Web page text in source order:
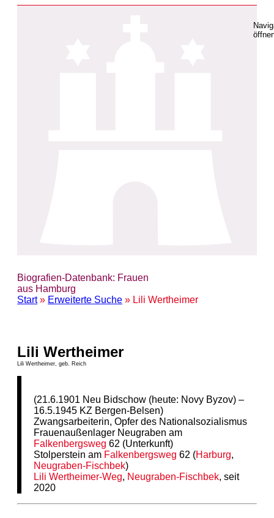
Biografien-Datenbank: Frauen
aus Hamburg
Start» Erweiterte Suche » Lili Wertheimer
Lili Wertheimer
Lili Wertheimer, geb. Reich
(21.6.1901 Neu Bidschow (heute: Novy Byzov) –
16.5.1945 KZ Bergen-Belsen)
Zwangsarbeiterin, Opfer des Nationalsozialismus
Frauenaußenlager Neugraben am
Falkenbergsweg 62 (Unterkunft)
Stolperstein am Falkenbergsweg 62 (Harburg,
Neugraben-Fischbek)
Lili Wertheimer-Weg, Neugraben-Fischbek, seit
2020